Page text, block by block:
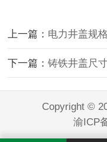
上一篇： 电力井盖规
下一篇：铸铁井盖尺
Copyright ©
渝ICP